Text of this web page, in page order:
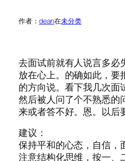
作者： dean在未分类
去面试前就有人说言多必
放在心上。的确如此，要
的方向说。看下我几次面
然后被人问了个不熟悉的
来或者答不好。恩。以后
建议：
保持平和的心态，自信，
注意结构化思维，按一、